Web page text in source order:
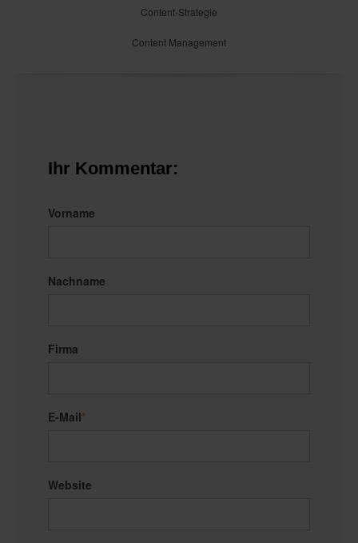
Content-Strategie
Content Management
Ihr Kommentar:
Vorname
Nachname
Firma
E-Mail*
Website